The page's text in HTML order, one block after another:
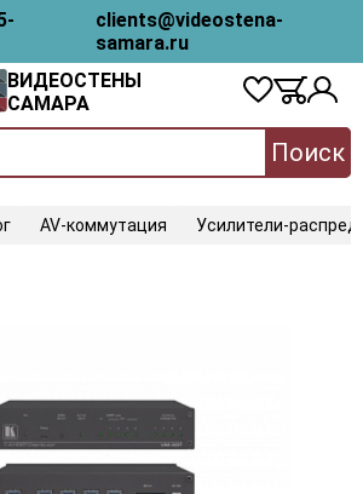
clients@videostena-
samara.ru
ВИДЕОСТЕНЫ
САМАРА
Поиск
AV-коммутация Усилители-